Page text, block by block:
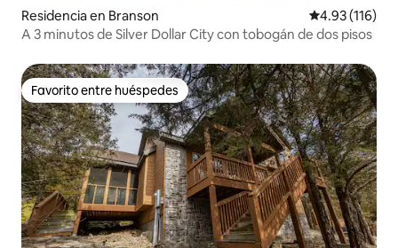
Residencia en Branson Calificación
4.93 (116)
A 3 minutos de Silver Dollar City con tobogán de dos pisos
Favorito entre huéspedes
Favorito entre huéspedes